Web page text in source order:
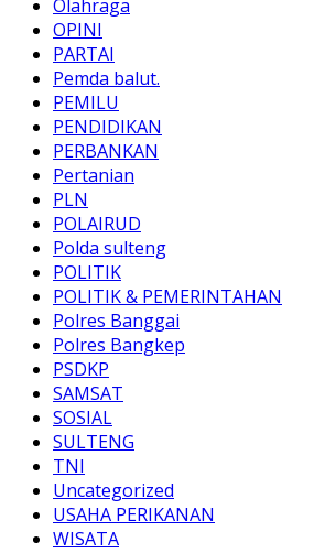
Olahraga
OPINI
PARTAI
Pemda balut.
PEMILU
PENDIDIKAN
PERBANKAN
Pertanian
PLN
POLAIRUD
Polda sulteng
POLITIK
POLITIK & PEMERINTAHAN
Polres Banggai
Polres Bangkep
PSDKP
SAMSAT
SOSIAL
SULTENG
TNI
Uncategorized
USAHA PERIKANAN
WISATA